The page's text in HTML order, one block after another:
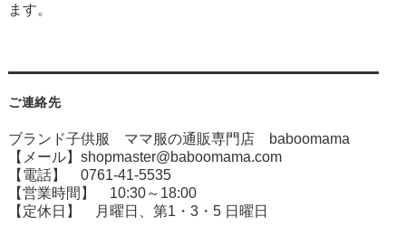
ます。
ご連絡先
ブランド子供服 ママ服の通販専門店 baboomama
【メール】shopmaster@baboomama.com
【電話】 0761-41-5535
【営業時間】 10:30～18:00
【定休日】 月曜日、第1・3・5 日曜日